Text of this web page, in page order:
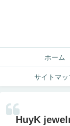
ホーム
サイトマッ
HuyK